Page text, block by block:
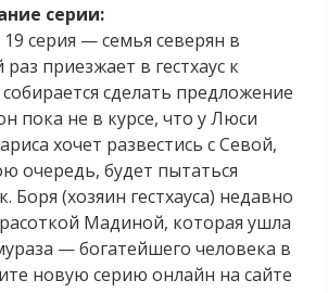
серии:
19 серия — семья северян в
приезжает в гестхаус к
сделать предложение
пока не в курсе, что у Люси
хочет развестись с Севой,
очередь, будет пытаться
Боря (хозяин гестхауса) недавно
Мадиной, которая ушла
— богатейшего человека в
новую серию онлайн на сайте